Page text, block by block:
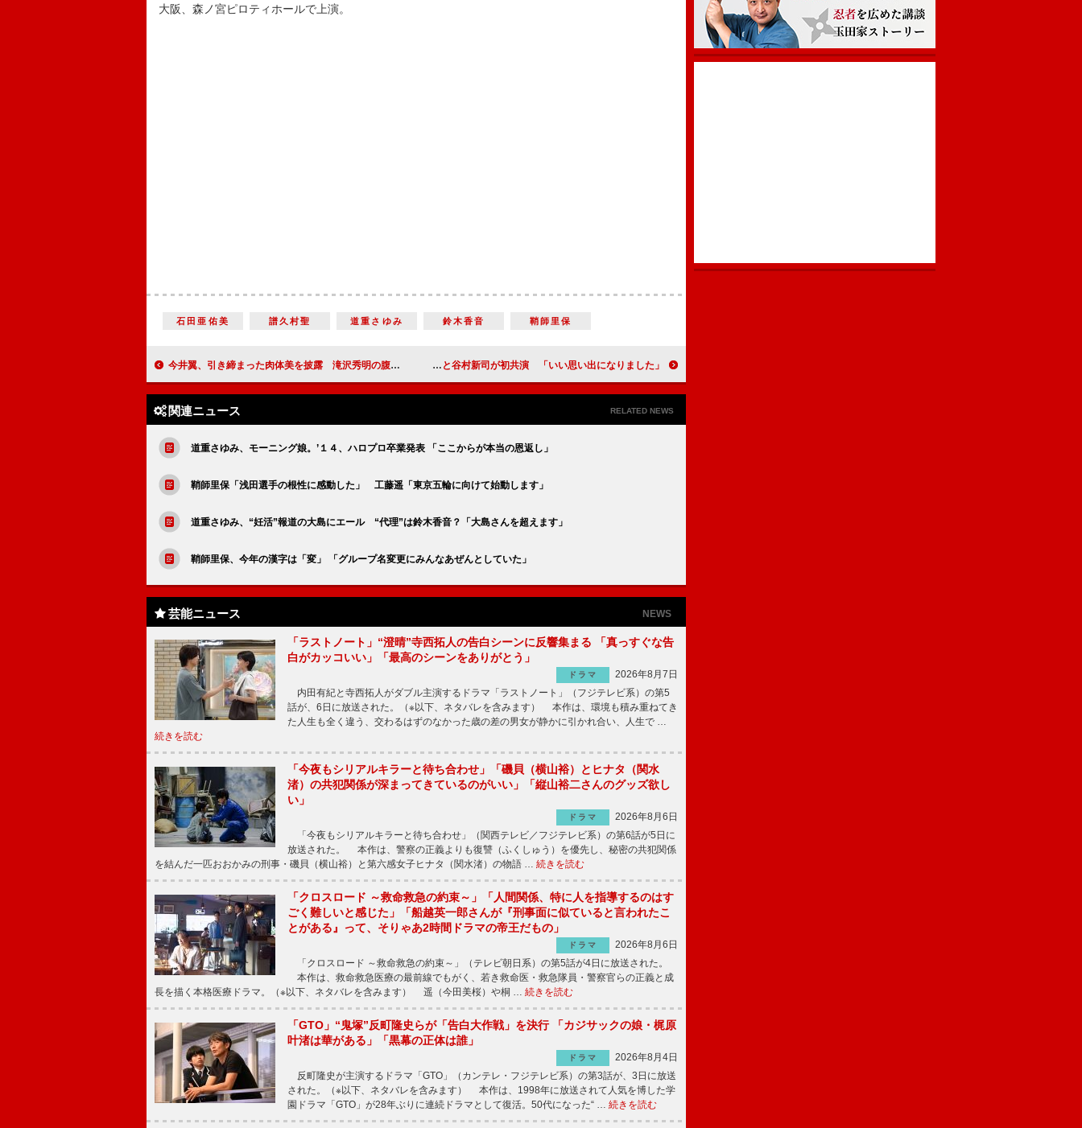
大阪、森ノ宮ピロティホールで上演。
石田亜佑美 譜久村聖 道重さゆみ 鈴木香音 鞘師里保
今井翼、引き締まった肉体美を披露 滝沢秀明の腹筋を「バーモントカレーみたい」 吉田拓郎と谷村新司が初共演 「いい思い出になりました」
関連ニュース RELATED NEWS
道重さゆみ、モーニング娘。’１４、ハロプロ卒業発表 「ここからが本当の恩返し」
鞘師里保「浅田選手の根性に感動した」 工藤遥「東京五輪に向けて始動します」
道重さゆみ、“妊活”報道の大島にエール “代理”は鈴木香音？「大島さんを超えます」
鞘師里保、今年の漢字は「変」 「グループ名変更にみんなあぜんとしていた」
芸能ニュース NEWS
「ラストノート」“澄晴”寺西拓人の告白シーンに反響集まる 「真っすぐな告
白がカッコいい」「最高のシーンをありがとう」
ドラマ
2026年8月7日
内田有紀と寺西拓人がダブル主演するドラマ「ラストノート」（フジテレビ系）の第5
話が、6日に放送された。（※以下、ネタバレを含みます） 本作は、環境も積み重ねてき
た人生も全く違う、交わるはずのなかった歳の差の男女が静かに引かれ合い、人生で …
続きを読む
「今夜もシリアルキラーと待ち合わせ」「磯貝（横山裕）とヒナタ（関水
渚）の共犯関係が深まってきているのがいい」「縦山裕二さんのグッズ欲し
い」
ドラマ
2026年8月6日
「今夜もシリアルキラーと待ち合わせ」（関西テレビ／フジテレビ系）の第6話が5日に
放送された。 本作は、警察の正義よりも復讐（ふくしゅう）を優先し、秘密の共犯関係
を結んだ一匹おおかみの刑事・磯貝（横山裕）と第六感女子ヒナタ（関水渚）の物語 … 続きを読む
「クロスロード ～救命救急の約束～」「人間関係、特に人を指導するのはす
ごく難しいと感じた」「船越英一郎さんが『刑事面に似ていると言われたこ
とがある』って、そりゃあ2時間ドラマの帝王だもの」
ドラマ
2026年8月6日
「クロスロード ～救命救急の約束～」（テレビ朝日系）の第5話が4日に放送された。
本作は、救命救急医療の最前線でもがく、若き救命医・救急隊員・警察官らの正義と成
長を描く本格医療ドラマ。（※以下、ネタバレを含みます） 遥（今田美桜）や桐 … 続きを読む
「GTO」“鬼塚”反町隆史らが「告白大作戦」を決行 「カジサックの娘・梶原
叶渚は華がある」「黒幕の正体は誰」
ドラマ
2026年8月4日
反町隆史が主演するドラマ「GTO」（カンテレ・フジテレビ系）の第3話が、3日に放送
された。（※以下、ネタバレを含みます） 本作は、1998年に放送されて人気を博した学
園ドラマ「GTO」が28年ぶりに連続ドラマとして復活。50代になった“ … 続きを読む